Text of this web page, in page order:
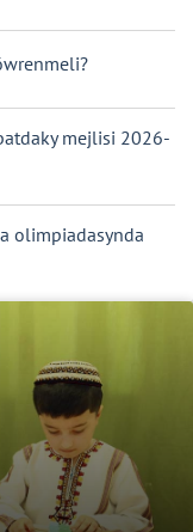
mejlisi 2026-
olimpiadasynda